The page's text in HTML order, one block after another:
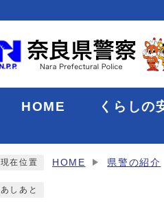
HOME くらしの
現在位置 HOME 県警の紹介
あしあと